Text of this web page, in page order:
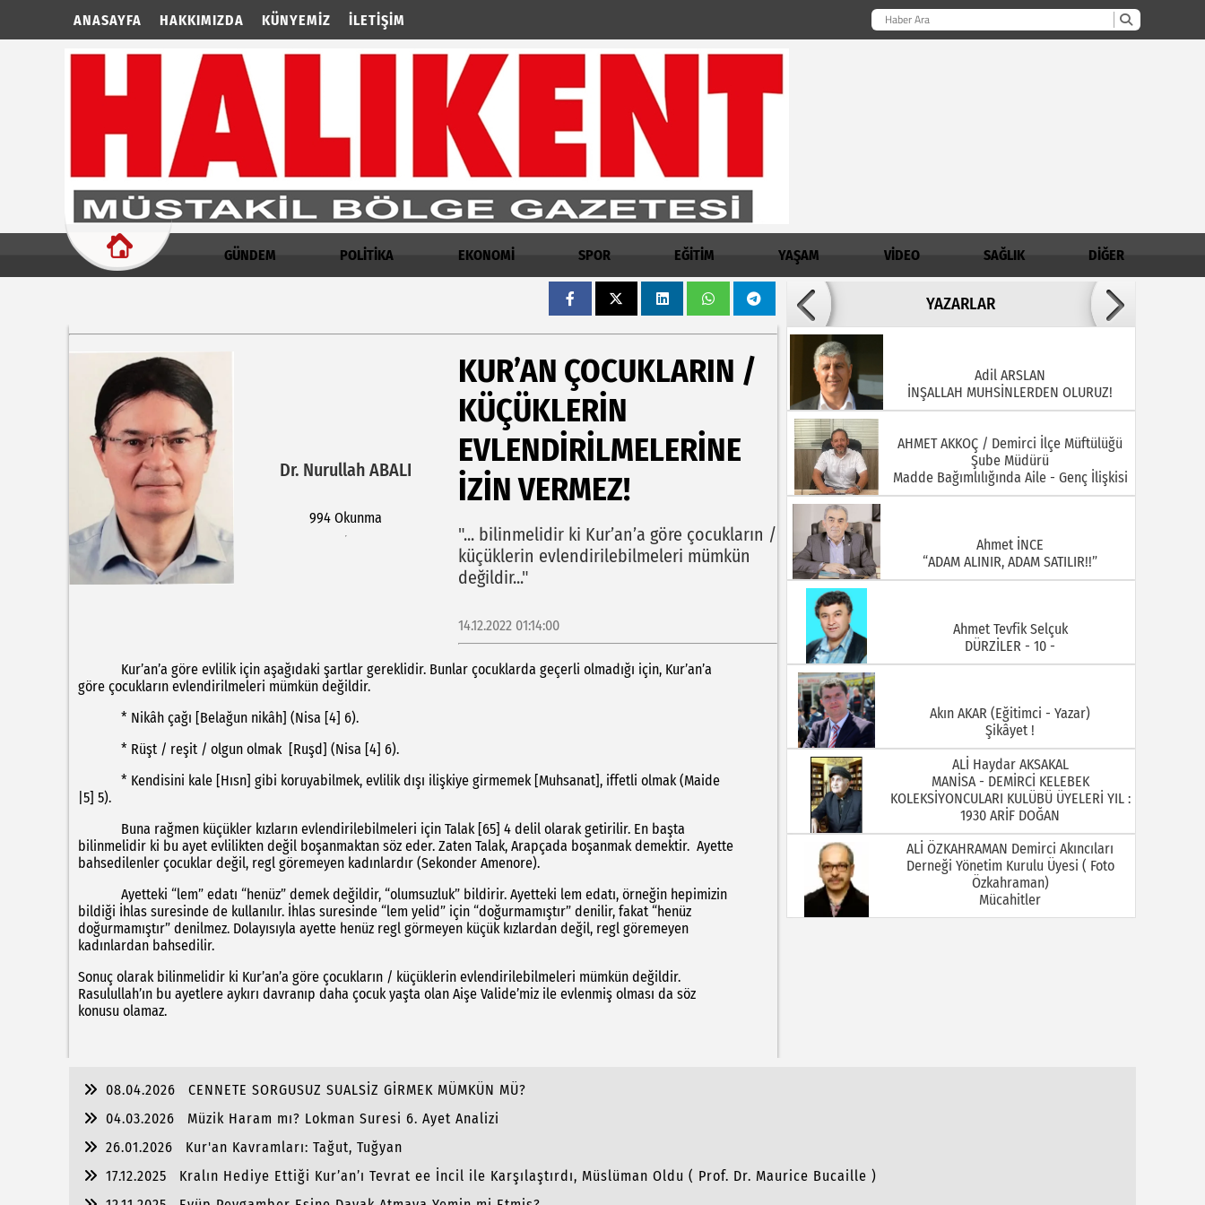
ANASAYFA HAKKIMIZDA KÜNYEMIZ İLETIŞIM
GÜNDEM POLİTİKA EKONOMİ SPOR EĞİTİM YAŞAM VİDEO SAĞLIK DİĞER
Dr. Nurullah ABALI
994 Okunma
KUR’AN ÇOCUKLARIN /
KÜÇÜKLERIN
EVLENDIRILMELERINE
İZIN VERMEZ!
"... bilinmelidir ki Kur’an’a göre çocukların /
küçüklerin evlendirilebilmeleri mümkün
değildir..."
14.12.2022 01:14:00
Kur’an’a göre evlilik için aşağıdaki şartlar gereklidir. Bunlar çocuklarda geçerli olmadığı için, Kur’an’a
göre çocukların evlendirilmeleri mümkün değildir.
* Nikâh çağı [Belağun nikâh] (Nisa [4] 6).
* Rüşt / reşit / olgun olmak [Ruşd] (Nisa [4] 6).
* Kendisini kale [Hısn] gibi koruyabilmek, evlilik dışı ilişkiye girmemek [Muhsanat], iffetli olmak (Maide
|5] 5).
Buna rağmen küçükler kızların evlendirilebilmeleri için Talak [65] 4 delil olarak getirilir. En başta
bilinmelidir ki bu ayet evlilikten değil boşanmaktan söz eder. Zaten Talak, Arapçada boşanmak demektir. Ayette
bahsedilenler çocuklar değil, regl göremeyen kadınlardır (Sekonder Amenore).
Ayetteki “lem” edatı “henüz” demek değildir, “olumsuzluk” bildirir. Ayetteki lem edatı, örneğin hepimizin
bildiği İhlas suresinde de kullanılır. İhlas suresinde “lem yelid” için “doğurmamıştır” denilir, fakat “henüz
doğurmamıştır” denilmez. Dolayısıyla ayette henüz regl görmeyen küçük kızlardan değil, regl göremeyen
kadınlardan bahsedilir.
Sonuç olarak bilinmelidir ki Kur’an’a göre çocukların / küçüklerin evlendirilebilmeleri mümkün değildir.
Rasulullah’ın bu ayetlere aykırı davranıp daha çocuk yaşta olan Aişe Valide’miz ile evlenmiş olması da söz
konusu olamaz.
08.04.2026
CENNETE SORGUSUZ SUALSİZ GİRMEK MÜMKÜN MÜ?
04.03.2026
Müzik Haram mı? Lokman Suresi 6. Ayet Analizi
26.01.2026
Kur'an Kavramları: Tağut, Tuğyan
17.12.2025
Kralın Hediye Ettiği Kur’an’ı Tevrat ee İncil ile Karşılaştırdı, Müslüman Oldu ( Prof. Dr. Maurice Bucaille )
YAZARLAR
İNŞALLAH MUHSİNLERDEN OLURUZ!
Şube Müdürü
Madde Bağımlılığında Aile - Genç İlişkisi
Ahmet İNCE
“ADAM ALINIR, ADAM SATILIR!!”
Ahmet Tevfik Selçuk
DÜRZİLER - 10 -
Akın AKAR (Eğitimci - Yazar)
Şikâyet !
KOLEKSİYONCULARI KULÜBÜ ÜYELERİ YIL :
1930 ARİF DOĞAN
ALİ ÖZKAHRAMAN Demirci Akıncıları
Derneği Yönetim Kurulu Üyesi ( Foto
Özkahraman)
Mücahitler
Ali Öztürkmen / Emekli Öğretmen
YOKSA